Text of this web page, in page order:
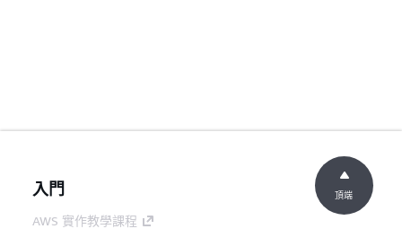
入門
AWS 實作教學課程
頂端